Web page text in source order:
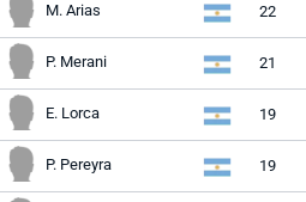
M. Arias 22
P. Merani 21
E. Lorca 19
P. Pereyra 19